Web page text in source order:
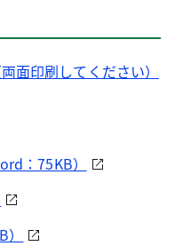
面印刷してください）
：75KB）